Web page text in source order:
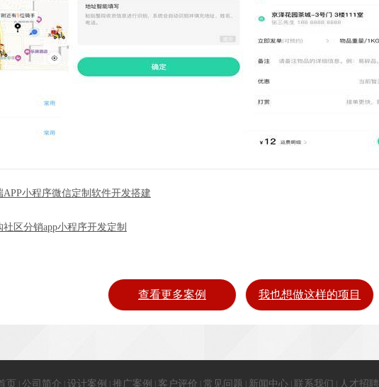
小程序微信定制软件开发搭建
区分销app小程序开发定制
查看更多案例 我也想做这样的项目
页 公司简介 设计案例 推广案例 客户评价 常见问题 新闻中心 联系我们 人才招聘